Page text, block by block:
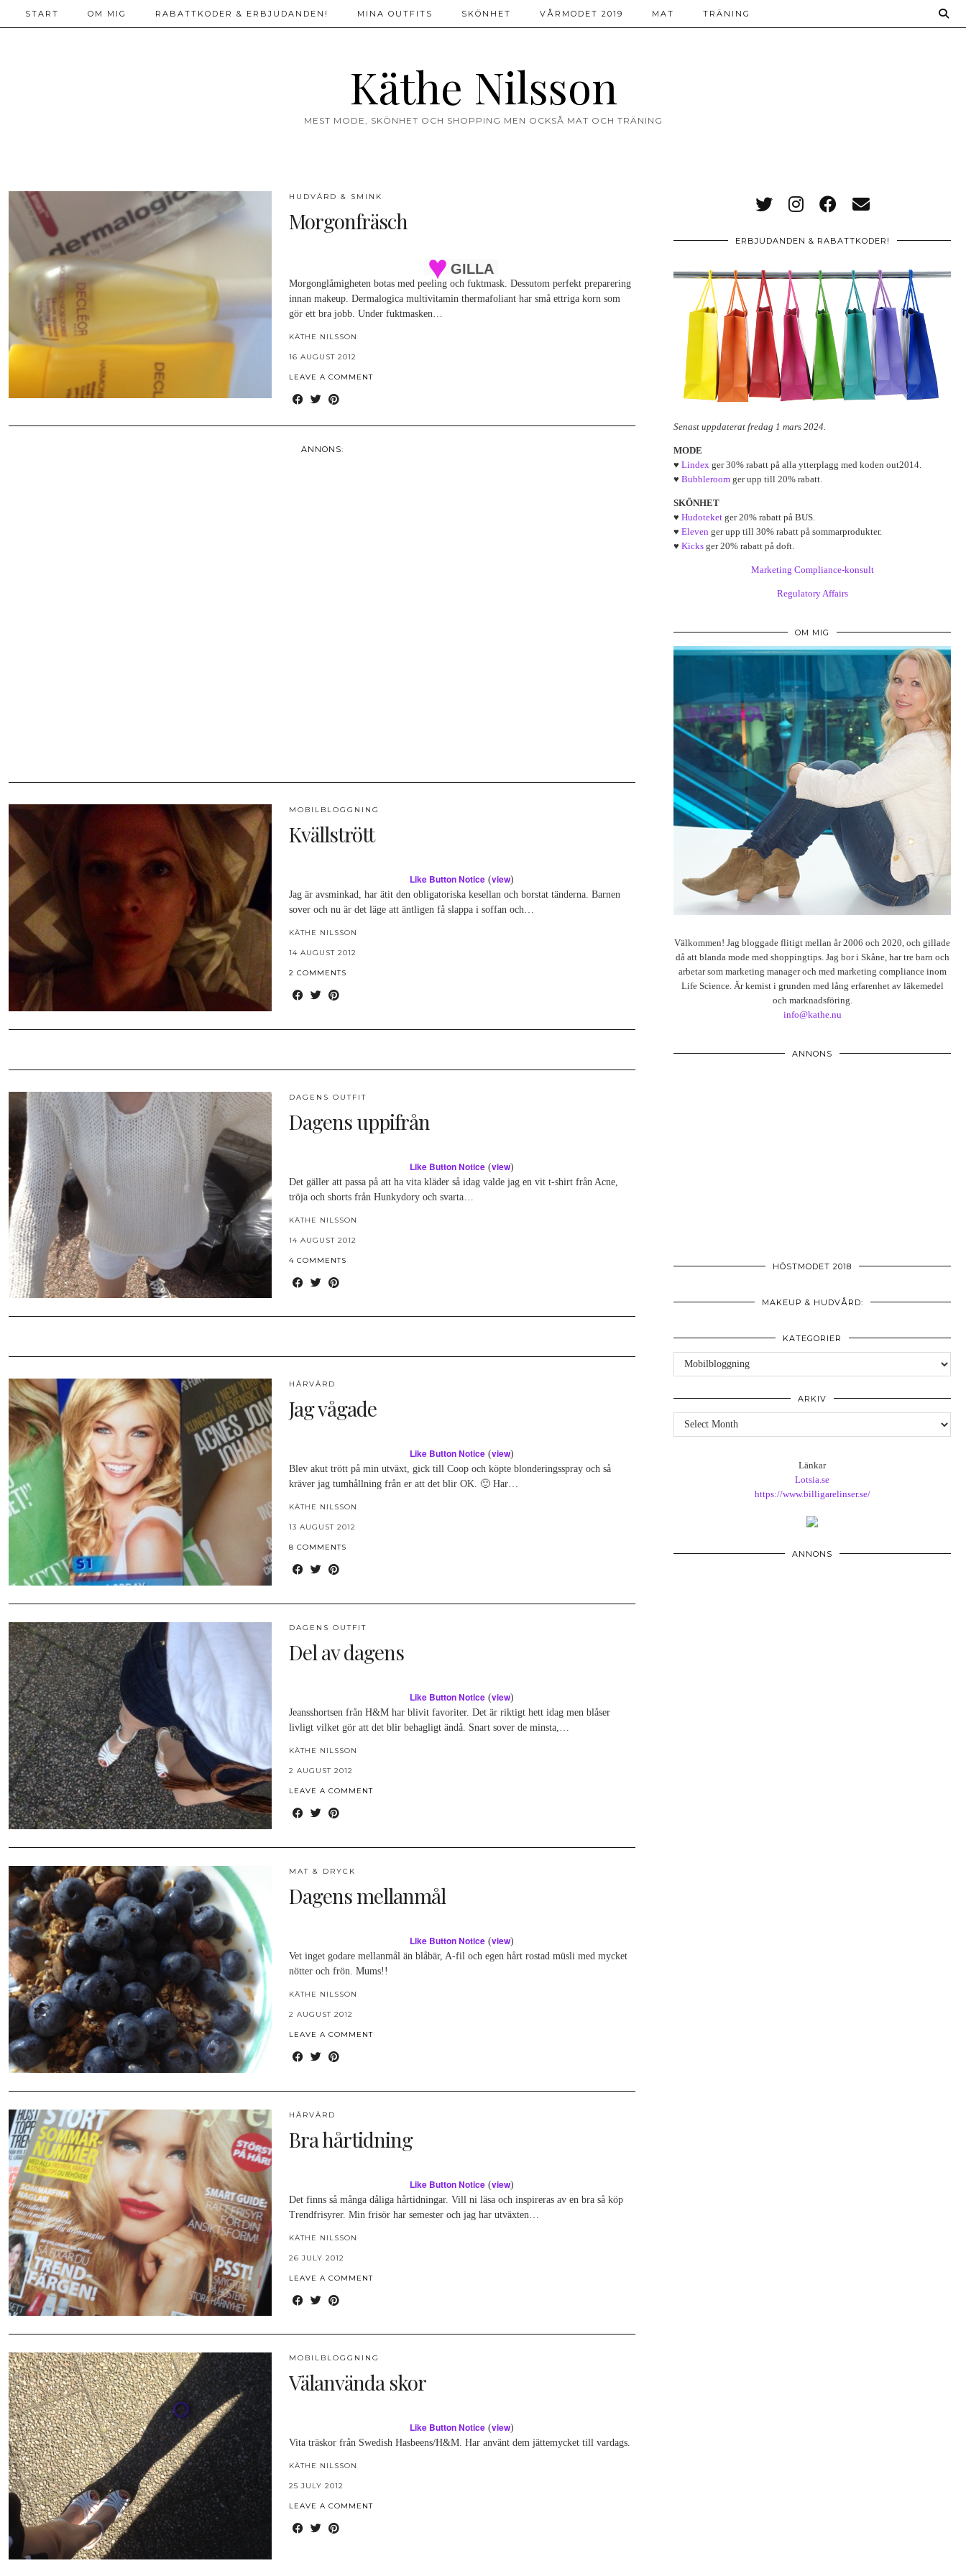
Käthe Nilsson
MEST MODE, SKÖNHET OCH SHOPPING MEN OCKSÅ MAT OCH TRÄNING
START OM MIG RABATTKODER & ERBJUDANDEN! MINA OUTFITS SKÖNHET VÅRMODET 2019 MAT TRÄNING
HUDVÅRD & SMINK
Morgonfräsch
GILLA
Morgonglåmigheten botas med peeling och fuktmask. Dessutom perfekt preparering
innan makeup. Dermalogica multivitamin thermafoliant har små ettriga korn som
gör ett bra jobb. Under fuktmasken…
KÄTHE NILSSON
16 AUGUST 2012
LEAVE A COMMENT
ANNONS:
MOBILBLOGGNING
Kvällstrött
Like Button Notice (view)
Jag är avsminkad, har ätit den obligatoriska kesellan och borstat tänderna. Barnen
sover och nu är det läge att äntligen få slappa i soffan och…
KÄTHE NILSSON
14 AUGUST 2012
2 COMMENTS
DAGENS OUTFIT
Dagens uppifrån
Like Button Notice (view)
Det gäller att passa på att ha vita kläder så idag valde jag en vit t-shirt från Acne,
tröja och shorts från Hunkydory och svarta…
KÄTHE NILSSON
14 AUGUST 2012
4 COMMENTS
HÅRVÅRD
Jag vågade
Like Button Notice (view)
Blev akut trött på min utväxt, gick till Coop och köpte blonderingsspray och så
kräver jag tumhållning från er att det blir OK. 🙂 Har…
KÄTHE NILSSON
13 AUGUST 2012
8 COMMENTS
DAGENS OUTFIT
Del av dagens
Like Button Notice (view)
Jeansshortsen från H&M har blivit favoriter. Det är riktigt hett idag men blåser
livligt vilket gör att det blir behagligt ändå. Snart sover de minsta,…
KÄTHE NILSSON
2 AUGUST 2012
LEAVE A COMMENT
MAT & DRYCK
Dagens mellanmål
Like Button Notice (view)
Vet inget godare mellanmål än blåbär, A-fil och egen hårt rostad müsli med mycket
nötter och frön. Mums!!
KÄTHE NILSSON
2 AUGUST 2012
LEAVE A COMMENT
HÅRVÅRD
Bra hårtidning
Like Button Notice (view)
Det finns så många dåliga hårtidningar. Vill ni läsa och inspireras av en bra så köp
Trendfrisyrer. Min frisör har semester och jag har utväxten…
KÄTHE NILSSON
26 JULY 2012
LEAVE A COMMENT
MOBILBLOGGNING
Välanvända skor
Like Button Notice (view)
Vita träskor från Swedish Hasbeens/H&M. Har använt dem jättemycket till vardags.
KÄTHE NILSSON
25 JULY 2012
LEAVE A COMMENT
ERBJUDANDEN & RABATTKODER!
Senast uppdaterat fredag 1 mars 2024.
MODE
♥ Lindex ger 30% rabatt på alla ytterplagg med koden out2014.
♥ Bubbleroom ger upp till 20% rabatt.
SKÖNHET
♥ Hudoteket ger 20% rabatt på BUS.
♥ Eleven ger upp till 30% rabatt på sommarprodukter.
♥ Kicks ger 20% rabatt på doft.
Marketing Compliance-konsult
Regulatory Affairs
OM MIG
Välkommen! Jag bloggade flitigt mellan år 2006 och 2020, och gillade
då att blanda mode med shoppingtips. Jag bor i Skåne, har tre barn och
arbetar som marketing manager och med marketing compliance inom
Life Science. Är kemist i grunden med lång erfarenhet av läkemedel
och marknadsföring.
info@kathe.nu
ANNONS
HÖSTMODET 2018
MAKEUP & HUDVÅRD:
KATEGORIER
Kategorier
ARKIV
Arkiv
Länkar
Lotsia.se
https://www.billigarelinser.se/
ANNONS